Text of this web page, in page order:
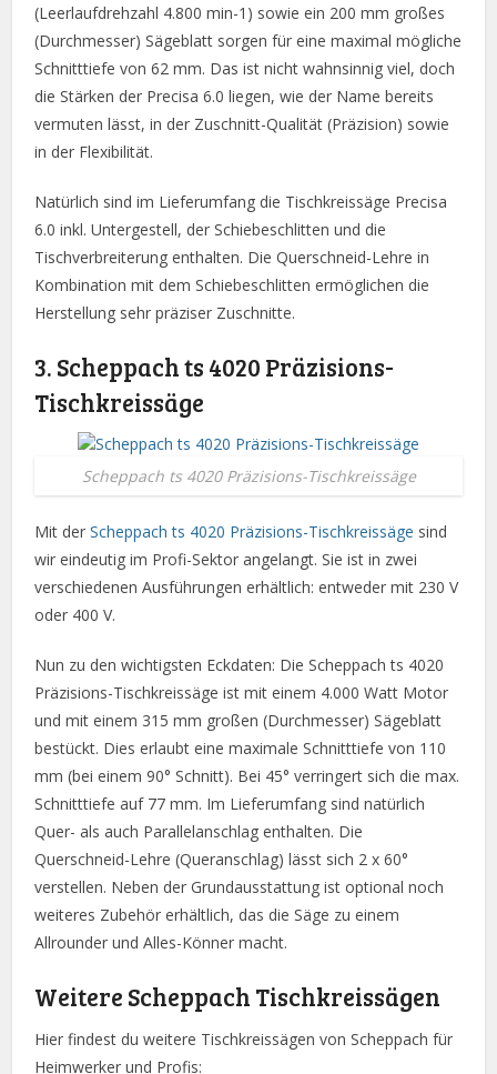
(Leerlaufdrehzahl 4.800 min-1) sowie ein 200 mm großes
(Durchmesser) Sägeblatt sorgen für eine maximal mögliche
Schnitttiefe von 62 mm. Das ist nicht wahnsinnig viel, doch
die Stärken der Precisa 6.0 liegen, wie der Name bereits
vermuten lässt, in der Zuschnitt-Qualität (Präzision) sowie
in der Flexibilität.
Natürlich sind im Lieferumfang die Tischkreissäge Precisa
6.0 inkl. Untergestell, der Schiebeschlitten und die
Tischverbreiterung enthalten. Die Querschneid-Lehre in
Kombination mit dem Schiebeschlitten ermöglichen die
Herstellung sehr präziser Zuschnitte.
3. Scheppach ts 4020 Präzisions-
Tischkreissäge
Scheppach ts 4020 Präzisions-Tischkreissäge
Mit derScheppach ts 4020 Präzisions-Tischkreissäge sind
wir eindeutig im Profi-Sektor angelangt. Sie ist in zwei
verschiedenen Ausführungen erhältlich: entweder mit 230 V
oder 400 V.
Nun zu den wichtigsten Eckdaten: Die Scheppach ts 4020
Präzisions-Tischkreissäge ist mit einem 4.000 Watt Motor
und mit einem 315 mm großen (Durchmesser) Sägeblatt
bestückt. Dies erlaubt eine maximale Schnitttiefe von 110
mm (bei einem 90° Schnitt). Bei 45° verringert sich die max.
Schnitttiefe auf 77 mm. Im Lieferumfang sind natürlich
Quer- als auch Parallelanschlag enthalten. Die
Querschneid-Lehre (Queranschlag) lässt sich 2 x 60°
verstellen. Neben der Grundausstattung ist optional noch
weiteres Zubehör erhältlich, das die Säge zu einem
Allrounder und Alles-Könner macht.
Weitere Scheppach Tischkreissägen
Hier findest du weitere Tischkreissägen von Scheppach für
Heimwerker und Profis: